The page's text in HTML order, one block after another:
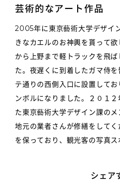
芸術的なアート作品
2005年に東京藝術大学デザイ
きなカエルのお神輿を貰って
から上野まで軽トラックを飛
た。夜遅くに到着したガマ侍
テ通りの西側入口に設置して
ンボルになりました。２０１
た東京藝術大学デザイン課の
地元の業者さんが修繕をして
を保っており、観光客の写真ス
シェア